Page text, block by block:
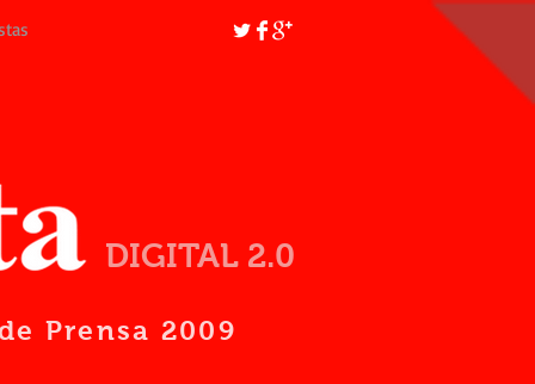
DIGITAL 2.0
Prensa 2009